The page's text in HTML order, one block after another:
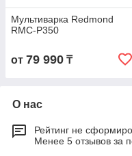
Мультиварка Redmond
RMC-P350
от 79 990 ₸
О нас
Рейтинг не
Менее 5 отзывов за